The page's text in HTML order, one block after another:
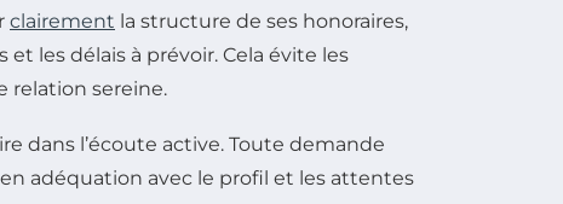
clairement la structure de ses honoraires,
les délais à prévoir. Cela évite les
relation sereine.
dans l’écoute active. Toute demande
adéquation avec le profil et les attentes